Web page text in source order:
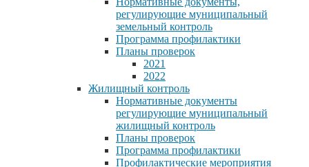
регулирующие муниципальный
земельный контроль
Программа профилактики
Планы проверок
2021
2022
Жилищный контроль
Нормативные документы
регулирующие муниципальный
жилищный контроль
Планы проверок
Программа профилактики
Профилактические мероприятия